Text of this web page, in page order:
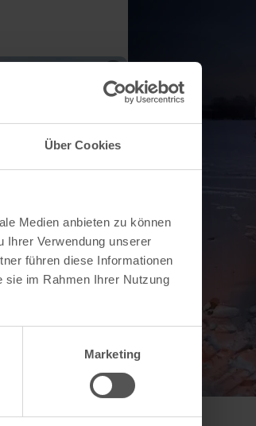
Über Cookies
Medien anbieten zu können
Ihrer Verwendung unserer
führen diese Informationen
sie im Rahmen Ihrer Nutzung
Marketing